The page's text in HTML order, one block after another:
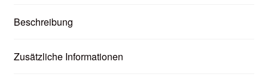
Beschreibung
Zusätzliche Informationen